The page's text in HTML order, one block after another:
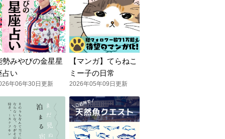
勢みやびの金星星
占い
年06年30日更新
【マンガ】てらねこ
ミー子の日常
2026年05年09日更新